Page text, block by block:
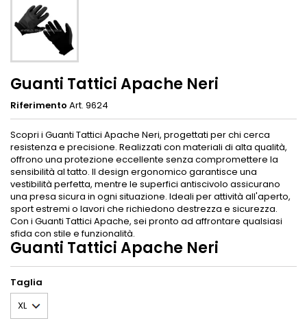
Guanti Tattici Apache Neri
Riferimento Art. 9624
Scopri i Guanti Tattici Apache Neri, progettati per chi cerca
resistenza e precisione. Realizzati con materiali di alta qualità,
offrono una protezione eccellente senza compromettere la
sensibilità al tatto. Il design ergonomico garantisce una
vestibilità perfetta, mentre le superfici antiscivolo assicurano
una presa sicura in ogni situazione. Ideali per attività all'aperto,
sport estremi o lavori che richiedono destrezza e sicurezza.
Con i Guanti Tattici Apache, sei pronto ad affrontare qualsiasi
sfida con stile e funzionalità.
Guanti Tattici Apache Neri
Taglia